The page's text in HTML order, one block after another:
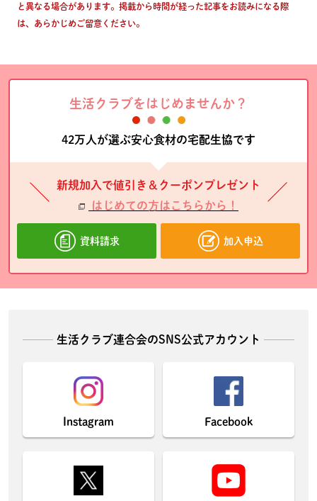
と異なる場合があります。掲載から時間が経った記事をお読みになる際
は、あらかじめご留意ください。
生活クラブをはじめませんか？
42万人が選ぶ安心食材の宅配生協です
新規加入で値引き＆クーポンプレゼント
はじめての方はこちらから！
資料請求 加入申込
生活クラブ連合会のSNS公式アカウント
Instagram Facebook